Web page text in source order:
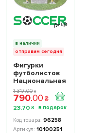
в наличии
отправим сегодня
Фигурки
футболистов
Национальная
Сборная
Украины TOP
FOOTBALL
STARS
Collection 2
10100251
1 317.00 ₴
790.00 ₴
23.70 ₴
96258
10100251